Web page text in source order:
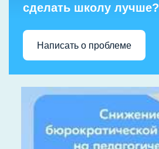
сделать школу лучше?
Написать о проблеме